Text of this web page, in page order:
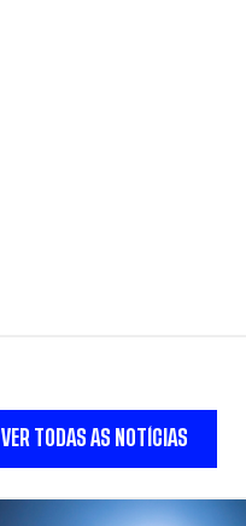
VER TODAS AS NOTÍCIAS